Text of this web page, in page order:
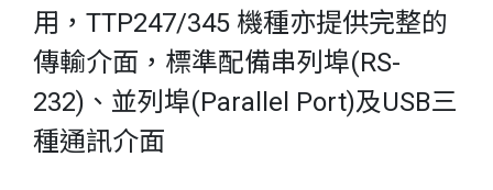
用，TTP247/345 機種亦提供完整的
傳輸介面，標準配備串列埠(RS-
232)、並列埠(Parallel Port)及USB三
種通訊介面